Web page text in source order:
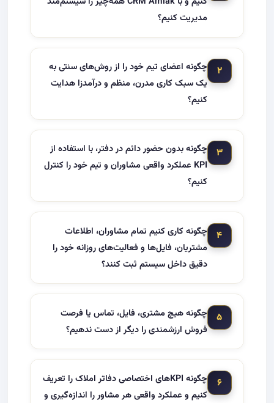
مدیریت کنیم؟
۲
چگونه اعضای تیم خود را از روش‌های سنتی به
یک سبک کاری مدرن، منظم و درآمدزا هدایت
کنیم؟
۳
چگونه بدون حضور دائم در دفتر، با استفاده از
KPI عملکرد واقعی مشاوران و تیم خود را کنترل
کنیم؟
۴
چگونه کاری کنیم تمام مشاوران، اطلاعات
مشتریان، فایل‌ها و فعالیت‌های روزانه خود را
دقیق داخل سیستم ثبت کنند؟
۵
چگونه هیچ مشتری، فایل، تماس یا فرصت
فروش ارزشمندی را دیگر از دست ندهیم؟
۶
چگونه KPIهای اختصاصی دفاتر املاک را تعریف
کنیم و عملکرد واقعی هر مشاور را اندازه‌گیری و